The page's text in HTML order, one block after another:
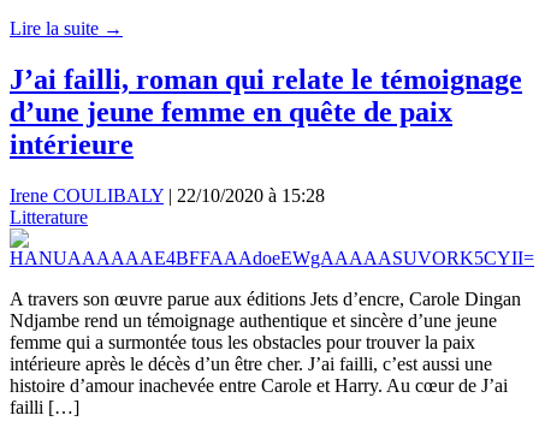
Lire la suite →
J’ai failli, roman qui relate le témoignage
d’une jeune femme en quête de paix
intérieure
Irene COULIBALY | 22/10/2020 à 15:28
Litterature
A travers son œuvre parue aux éditions Jets d’encre, Carole Dingan
Ndjambe rend un témoignage authentique et sincère d’une jeune
femme qui a surmontée tous les obstacles pour trouver la paix
intérieure après le décès d’un être cher. J’ai failli, c’est aussi une
histoire d’amour inachevée entre Carole et Harry. Au cœur de J’ai
failli […]